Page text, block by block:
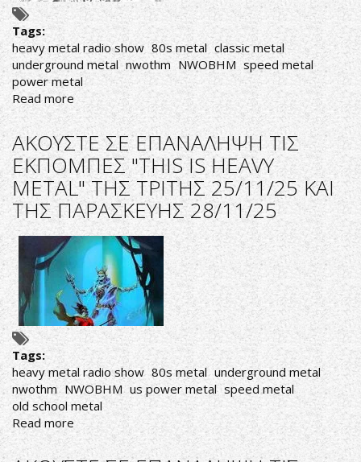
04-
26
Tags:
heavy metal radio show 80s metal classic metal
underground metal nwothm NWOBHM speed metal
power metal
Read more about
ΑΚΟΥΣΤΕ
ΣΕ
ΕΠΑΝΑΛΗΨΗ
ΤΗΝ
ΕΚΠΟΜΠΗ
"THIS
IS
HEAVY
METAL
ΤΗΣ
ΤΡΙΤΗΣ
07-
04-
26
ΑΚΟΥΣΤΕ ΣΕ ΕΠΑΝΑΛΗΨΗ ΤΙΣ
ΕΚΠΟΜΠΕΣ "THIS IS HEAVY
METAL" ΤΗΣ ΤΡΙΤΗΣ 25/11/25 ΚΑΙ
ΤΗΣ ΠΑΡΑΣΚΕΥΗΣ 28/11/25
Tags:
heavy metal radio show 80s metal underground metal
nwothm NWOBHM us power metal speed metal
old school metal
Read more about
ΑΚΟΥΣΤΕ
ΣΕ